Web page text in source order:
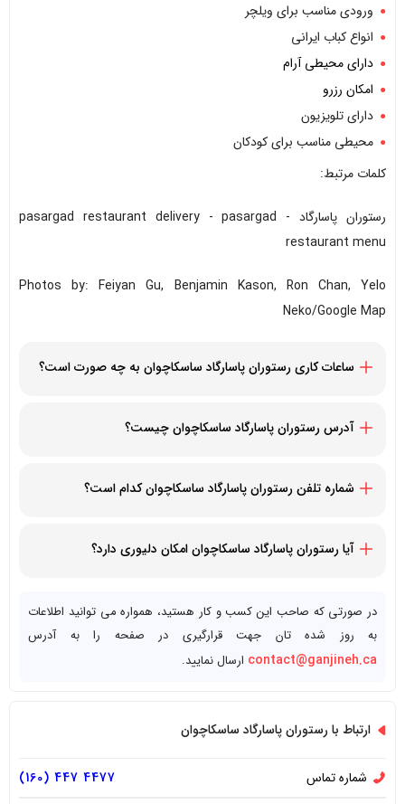
ورودی مناسب برای ویلچر
انواع کباب ایرانی
دارای محیطی آرام
امکان رزرو
دارای تلویزیون
محیطی مناسب برای کودکان
کلمات مرتبط:
رستوران پاسارگاد - pasargad restaurant delivery - pasargad
restaurant menu
Photos by: Feiyan Gu, Benjamin Kason, Ron Chan, Yelo
Neko/Google Map
ساعات کاری رستوران پاسارگاد ساسکاچوان به چه صورت است؟
آدرس رستوران پاسارگاد ساسکاچوان چیست؟
شماره تلفن رستوران پاسارگاد ساسکاچوان کدام است؟
آیا رستوران پاسارگاد ساسکاچوان امکان دلیوری دارد؟
در صورتی که صاحب این کسب و کار هستید، همواره می توانید اطلاعات
به روز شده تان جهت قرارگیری در صفحه را به آدرس
contact@ganjineh.ca ارسال نمایید.
ارتباط با رستوران پاسارگاد ساسکاچوان
شماره تماس 4477 447 (160)